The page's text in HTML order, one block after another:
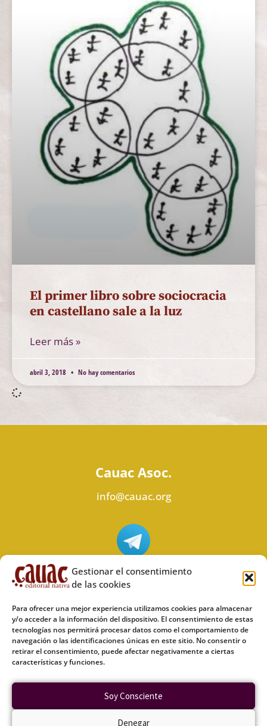
Gestionar el consentimiento
de las cookies
Para ofrecer una mejor experiencia utilizamos cookies para almacenar
y/o acceder a la información del dispositivo. El consentimiento de estas
tecnologías nos permitirá procesar datos como el comportamiento de
navegación o las identificaciones únicas en este sitio. No consentir o
retirar el consentimiento, puede afectar negativamente a ciertas
características y funciones.
Soy Consciente
Denegar
El primer libro sobre sociocracia
en castellano sale a la luz
Leer más »
abril 3, 2018 No hay comentarios
Cauac Asoc.
info@cauac.org
Síguenos en Telegram
Síguenos en Odysee
Política de privacidad